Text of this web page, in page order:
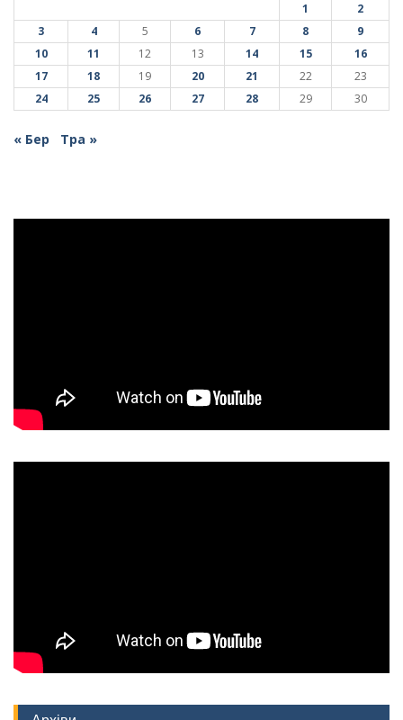
1
2
3
4 5 6 7 8
9
10
11 12 13 14 15
16
17
18 19 20 21 22
23
24
25 26 27 28 29 30
« Бер Тра »